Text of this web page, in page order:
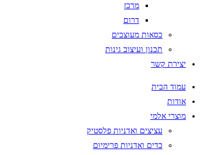
מרכז
דרום
כסאות מעוצבים
תכנון ועיצוב גינות
יצירת קשר
עמוד הבית
אודות
מוצרי אלמי
עציצים ואדניות פלסטיק
כדים ואדניות פרימיום